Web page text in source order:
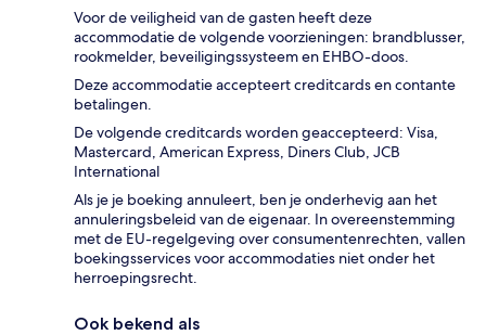
Voor de veiligheid van de gasten heeft deze
accommodatie de volgende voorzieningen: brandblusser,
rookmelder, beveiligingssysteem en EHBO-doos.
Deze accommodatie accepteert creditcards en contante
betalingen.
De volgende creditcards worden geaccepteerd: Visa,
Mastercard, American Express, Diners Club, JCB
International
Als je je boeking annuleert, ben je onderhevig aan het
annuleringsbeleid van de eigenaar. In overeenstemming
met de EU-regelgeving over consumentenrechten, vallen
boekingsservices voor accommodaties niet onder het
herroepingsrecht.
Ook bekend als